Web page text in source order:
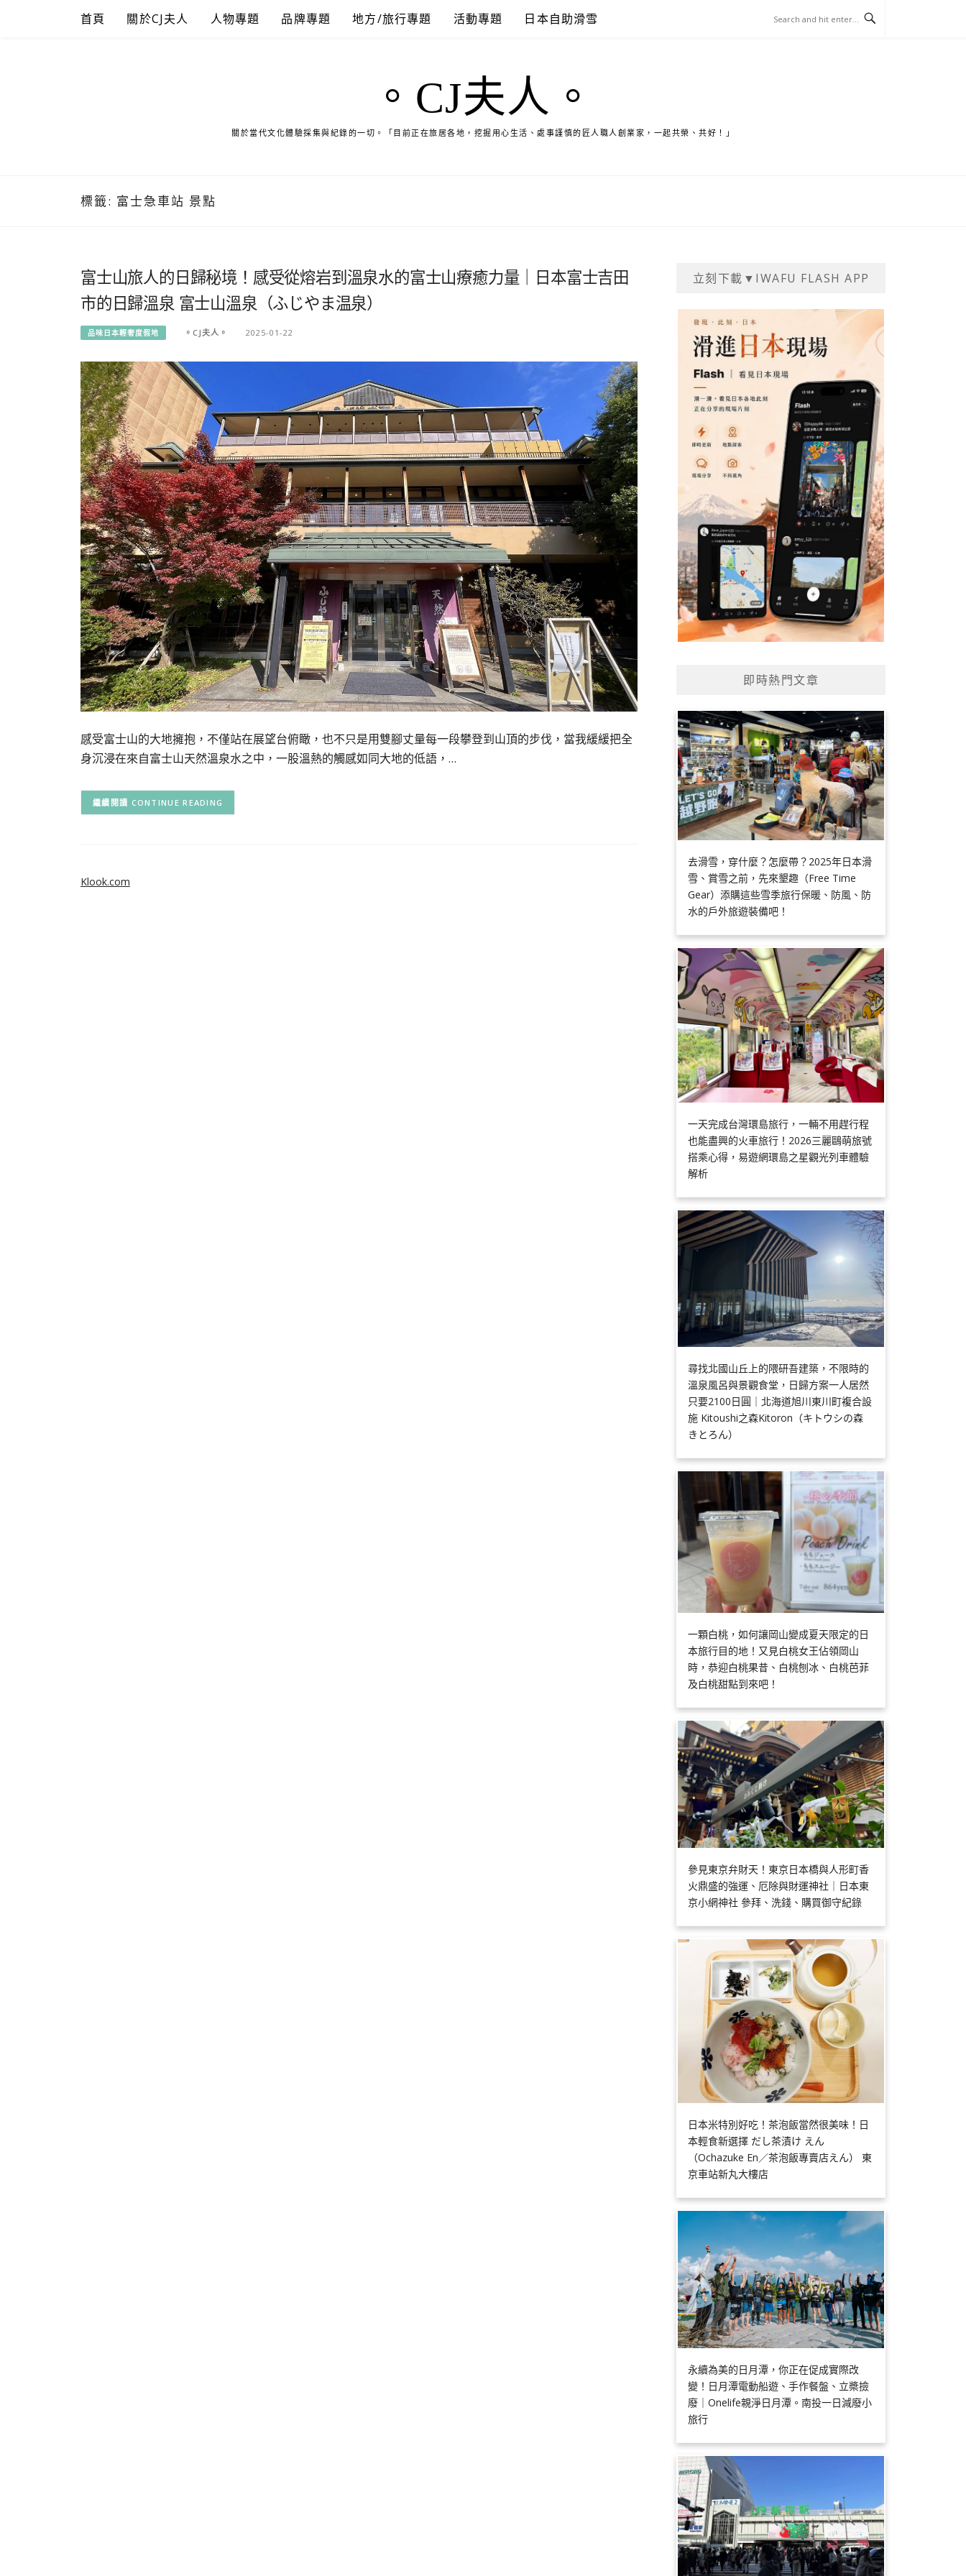
首頁 關於CJ夫人 人物專題 品牌專題 地方/旅行專題 活動專題 日本自助滑雪
。CJ夫人。
關於當代文化體驗採集與紀錄的一切。「目前正在旅居各地，挖掘用心生活、處事謹慎的匠人職人創業家，一起共榮、共好！」
標籤: 富士急車站 景點
富士山旅人的日歸秘境！感受從熔岩到溫泉水的富士山療癒力量｜日本富士吉田
市的日歸溫泉 富士山溫泉（ふじやま温泉）
品味日本輕奢度假地 。CJ夫人。 2025-01-22
感受富士山的大地擁抱，不僅站在展望台俯瞰，也不只是用雙腳丈量每一段攀登到山頂的步伐，當我緩緩把全
身沉浸在來自富士山天然溫泉水之中，一股溫熱的觸感如同大地的低語，…
CONTINUE READING
立刻下載▼IWAFU FLASH APP
即時熱門文章
去滑雪，穿什麼？怎麼帶？2025年日本滑
雪、賞雪之前，先來墾趣（Free Time
Gear）添購這些雪季旅行保暖、防風、防
水的戶外旅遊裝備吧！
一天完成台灣環島旅行，一輛不用趕行程
也能盡興的火車旅行！2026三麗鷗萌旅號
搭乘心得，易遊網環島之星觀光列車體驗
解析
尋找北國山丘上的隈研吾建築，不限時的
溫泉風呂與景觀食堂，日歸方案一人居然
只要2100日圓｜北海道旭川東川町複合設
施 Kitoushi之森Kitoron（キトウシの森
きとろん）
一顆白桃，如何讓岡山變成夏天限定的日
本旅行目的地！又見白桃女王佔領岡山
時，恭迎白桃果昔、白桃刨冰、白桃芭菲
及白桃甜點到來吧！
參見東京弁財天！東京日本橋與人形町香
火鼎盛的強運、厄除與財運神社｜日本東
京小網神社 參拜、洗錢、購買御守紀錄
日本米特別好吃！茶泡飯當然很美味！日
本輕食新選擇 だし茶漬け えん
（Ochazuke En／茶泡飯專賣店えん） 東
京車站新丸大樓店
永續為美的日月潭，你正在促成實際改
變！日月潭電動船遊、手作餐盤、立槳撿
廢｜Onelife親淨日月潭。南投一日減廢小
旅行
Klook.com